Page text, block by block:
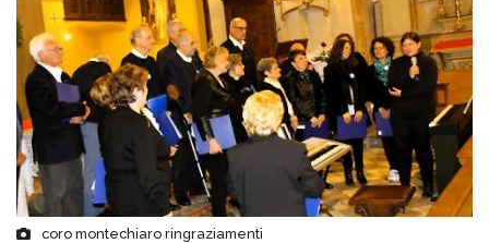
coro montechiaro ringraziamenti